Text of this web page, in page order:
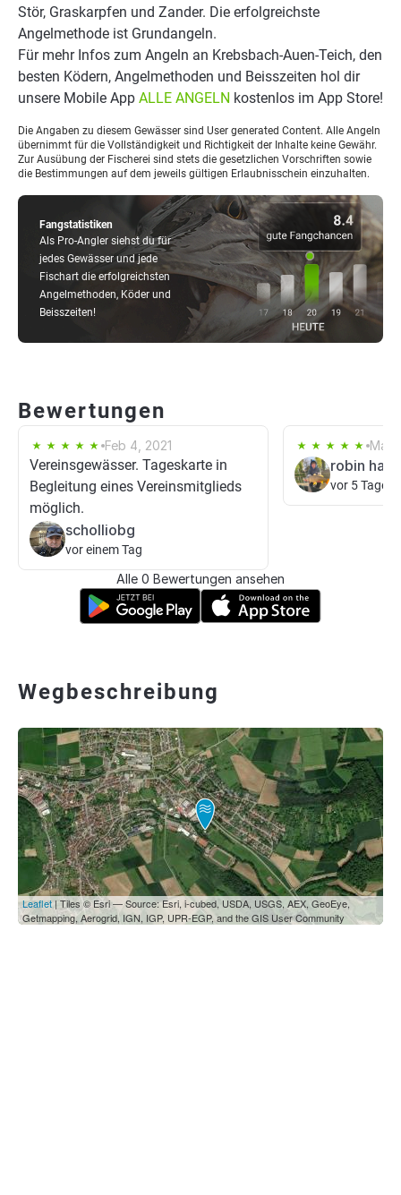
Fangstatistiken
Als Pro-Angler siehst du für
jedes Gewässer und jede
Fischart die erfolgreichsten
Angelmethoden, Köder und
Beisszeiten!
Stör, Graskarpfen und Zander. Die erfolgreichste
Angelmethode ist Grundangeln.
Für mehr Infos zum Angeln an Krebsbach-Auen-Teich, den
besten Ködern, Angelmethoden und Beisszeiten hol dir
unsere Mobile App ALLE ANGELN kostenlos im App Store!
Die Angaben zu diesem Gewässer sind User generated Content. Alle Angeln
übernimmt für die Vollständigkeit und Richtigkeit der Inhalte keine Gewähr.
Zur Ausübung der Fischerei sind stets die gesetzlichen Vorschriften sowie
die Bestimmungen auf dem jeweils gültigen Erlaubnisschein einzuhalten.
Bewertungen
Feb 4, 2021
Vereinsgewässer. Tageskarte in
Begleitung eines Vereinsmitglieds
möglich.
scholliobg
vor einem Tag
May
robin
vor 5 Tagen
Alle 0 Bewertungen ansehen
Wegbeschreibung
Leaflet| Tiles © Esri — Source: Esri, i-cubed, USDA, USGS, AEX, GeoEye,
Getmapping, Aerogrid, IGN, IGP, UPR-EGP, and the GIS User Community